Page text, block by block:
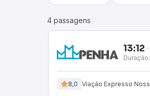
4 passagens
13:12
Duração:
8,0 Viação Expresso